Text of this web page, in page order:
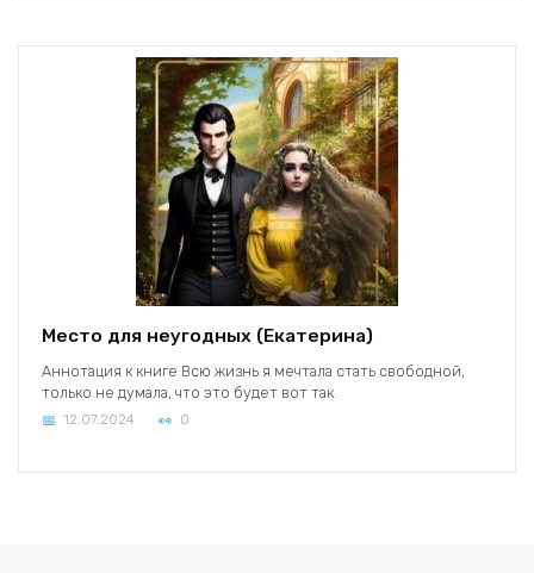
Место для неугодных (Екатерина)
Аннотация к книге Всю жизнь я мечтала стать свободной,
только не думала, что это будет вот так.
12.07.2024 0